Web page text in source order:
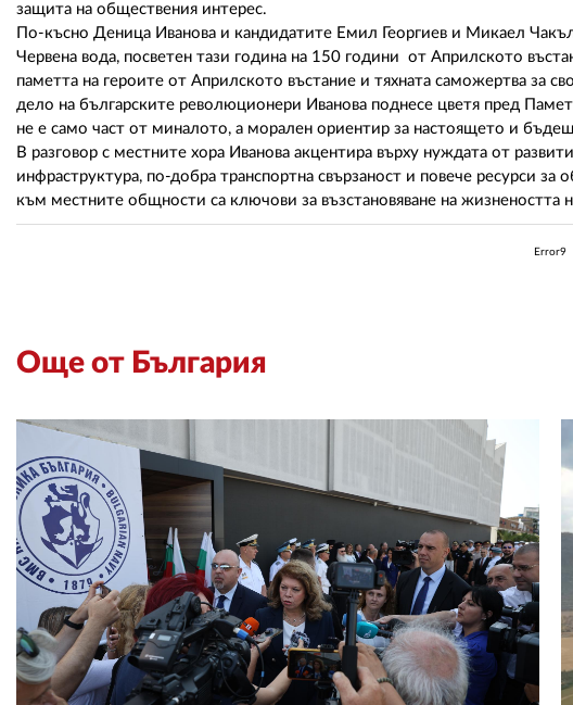
защита на обществения интерес.
По-късно Деница Иванова и кандидатите Емил Георгиев и Микаел
Червена вода, посветен тази година на 150 години от Априлското
паметта на героите от Априлското въстание и тяхната саможертва за
дело на българските революционери Иванова поднесе цветя пред
не е само част от миналото, а морален ориентир за настоящето и
В разговор с местните хора Иванова акцентира върху нуждата от
инфраструктура, по-добра транспортна свързаност и повече ресурси
към местните общности са ключови за възстановяване на жизнеността
Error9
Още от България